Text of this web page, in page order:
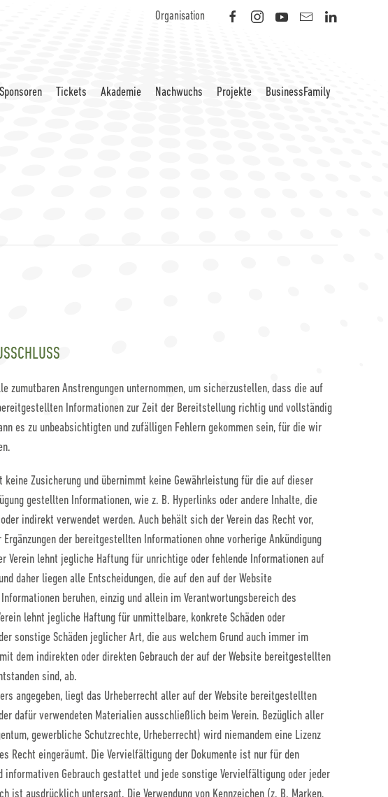
Organisation
Sponsoren Tickets Akademie Nachwuchs Projekte BusinessFamily
zumutbaren Anstrengungen unternommen, um sicherzustellen, dass die auf
Informationen zur Zeit der Bereitstellung richtig und vollständig
es zu unbeabsichtigten und zufälligen Fehlern gekommen sein, für die wir
keine Zusicherung und übernimmt keine Gewährleistung für die auf dieser
gestellten Informationen, wie z. B. Hyperlinks oder andere Inhalte, die
indirekt verwendet werden. Auch behält sich der Verein das Recht vor,
Ergänzungen der bereitgestellten Informationen ohne vorherige Ankündigung
Verein lehnt jegliche Haftung für unrichtige oder fehlende Informationen auf
daher liegen alle Entscheidungen, die auf den auf der Website
beruhen, einzig und allein im Verantwortungsbereich des
lehnt jegliche Haftung für unmittelbare, konkrete Schäden oder
sonstige Schäden jeglicher Art, die aus welchem Grund auch immer im
dem indirekten oder direkten Gebrauch der auf der Website bereitgestellten
sind, ab.
angegeben, liegt das Urheberrecht aller auf der Website bereitgestellten
dafür verwendeten Materialien ausschließlich beim Verein. Bezüglich aller
gewerbliche Schutzrechte, Urheberrecht) wird niemandem eine Lizenz
Recht eingeräumt. Die Vervielfältigung der Dokumente ist nur für den
informativen Gebrauch gestattet und jede sonstige Vervielfältigung oder jeder